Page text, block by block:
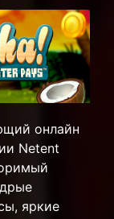
онлайн
Netent
яркие